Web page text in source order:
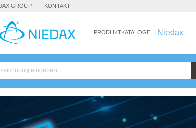
GROUP KONTAKT
PRODUKTKATALOGE: Niedax